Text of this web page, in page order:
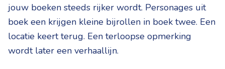
jouw boeken steeds rijker wordt. Personages uit
boek een krijgen kleine bijrollen in boek twee. Een
locatie keert terug. Een terloopse opmerking
wordt later een verhaallijn.